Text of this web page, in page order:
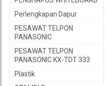
Perlengkapan Dapur
PESAWAT TELPON
PANASONIC
PESAWAT TELPON
PANASONIC KX-TDT 333
Plastik